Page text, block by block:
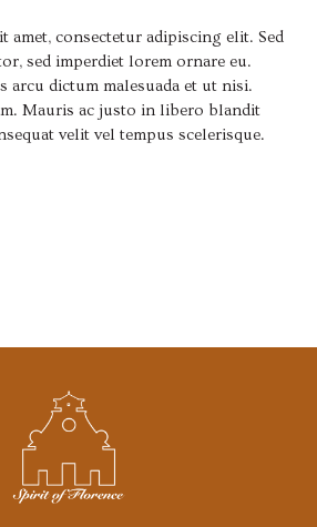
amet, consectetur adipiscing elit. Sed
sed imperdiet lorem ornare eu.
arcu dictum malesuada et ut nisi.
Mauris ac justo in libero blandit
velit vel tempus scelerisque.